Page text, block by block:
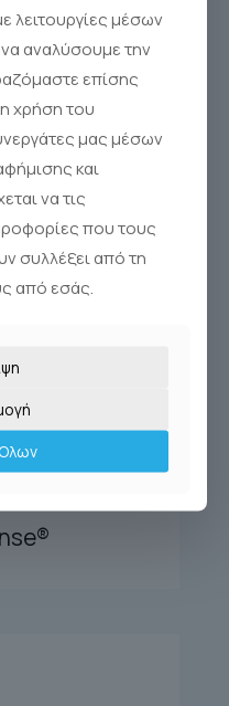
λειτουργίες μέσων
αναλύσουμε την
επίσης
χρήση του
μας μέσων
και
να τις
που τους
συλλέξει από τη
από εσάς.